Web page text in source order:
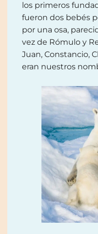
los primeros
fueron dos bebés
por una osa,
vez de Rómulo y
Juan, Constancio,
eran nuestros